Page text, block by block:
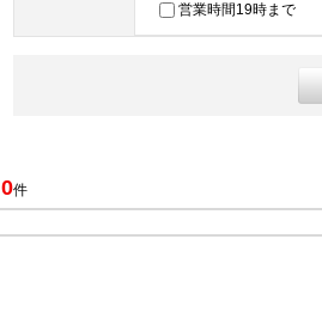
営業時間19時まで
0件